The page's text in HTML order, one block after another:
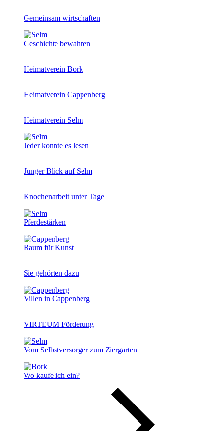
Gemeinsam wirtschaften
Geschichte bewahren
Heimatverein Bork
Heimatverein Cappenberg
Heimatverein Selm
Jeder konnte es lesen
Junger Blick auf Selm
Knochenarbeit unter Tage
Pferdestärken
Raum für Kunst
Sie gehörten dazu
Villen in Cappenberg
VIRTEUM Förderung
Vom Selbstversorger zum Ziergarten
Wo kaufe ich ein?